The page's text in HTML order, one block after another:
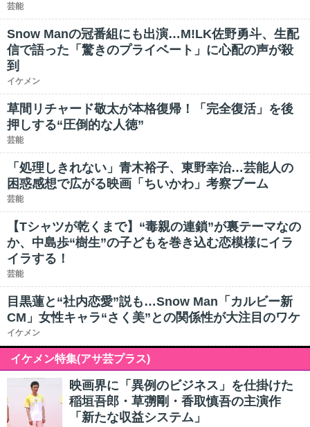
芸能
Snow Manの冠番組にも出演…M!LK佐野勇斗、生配
信で語った「驚きのプライベート」に心配の声が殺
到
イケメン
草間リチャード敬太が本格復帰！「完全復活」を後
押しする“圧倒的な人徳”
芸能
「処理しきれない」青木裕子、東野幸治…芸能人の
困惑感想で広がる映画「ちいかわ」考察ブーム
芸能
【Tシャツが乾くまで】“毒親の連鎖”が裏テーマなの
か、中島歩“樹生”の子どもを巻き込む恋模様にイラ
イラする！
芸能
目黒蓮と“社内恋愛”説も…Snow Man「カルビー新
CM」女性キャラ“さく美”との関係性が大注目のワケ
イケメン
イケメン特集(アサ芸プラス)
映画界に「異例のビジネス」を仕掛けた
稲垣吾郎・草彅剛・香取慎吾の主演作
「新たな収益システム」